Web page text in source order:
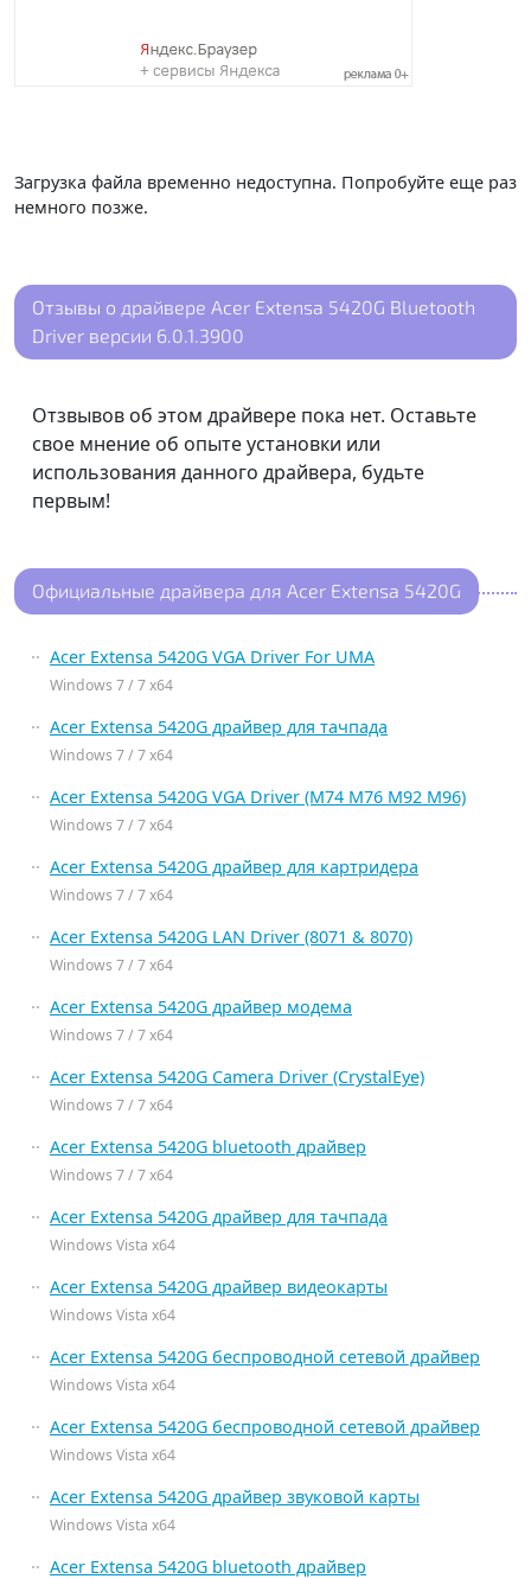
Загрузка файла временно недоступна. Попробуйте еще раз
немного позже.
Отзывы о драйвере Acer Extensa 5420G Bluetooth
Driver версии 6.0.1.3900
Отзвывов об этом драйвере пока нет. Оставьте
свое мнение об опыте установки или
использования данного драйвера, будьте
первым!
Официальные драйвера для Acer Extensa 5420G
Acer Extensa 5420G VGA Driver For UMA
Windows 7 / 7 x64
Acer Extensa 5420G драйвер для тачпада
Windows 7 / 7 x64
Acer Extensa 5420G VGA Driver (M74 M76 M92 M96)
Windows 7 / 7 x64
Acer Extensa 5420G драйвер для картридера
Windows 7 / 7 x64
Acer Extensa 5420G LAN Driver (8071 & 8070)
Windows 7 / 7 x64
Acer Extensa 5420G драйвер модема
Windows 7 / 7 x64
Acer Extensa 5420G Camera Driver (CrystalEye)
Windows 7 / 7 x64
Acer Extensa 5420G bluetooth драйвер
Windows 7 / 7 x64
Acer Extensa 5420G драйвер для тачпада
Windows Vista x64
Acer Extensa 5420G драйвер видеокарты
Windows Vista x64
Acer Extensa 5420G беспроводной сетевой драйвер
Windows Vista x64
Acer Extensa 5420G беспроводной сетевой драйвер
Windows Vista x64
Acer Extensa 5420G драйвер звуковой карты
Windows Vista x64
Acer Extensa 5420G bluetooth драйвер